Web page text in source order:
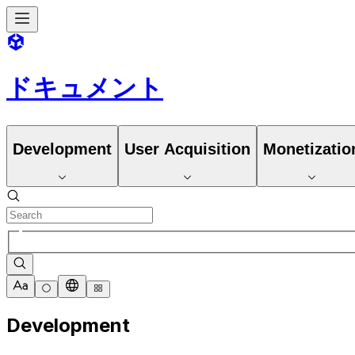
ドキュメント
Development User Acquisition
Development